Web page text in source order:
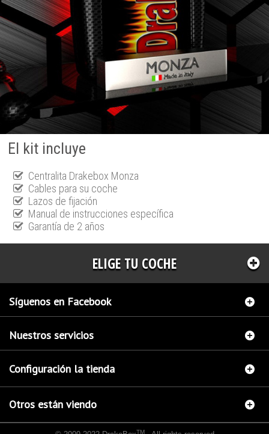
El kit incluye
Centralita Drakebox Monza
Cables para su coche
Lazos de fijación
Manual de instrucciones específica
Garantía de 2 años
ELIGE TU COCHE
Síguenos en Facebook
Nuestros servicios
Configuración la tienda
Otros están viendo
TM